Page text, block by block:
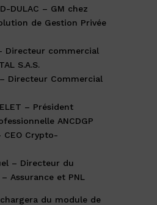
DULAC – GM chez
de Gestion Privée
Directeur commercial
S.A.S.
Directeur Commercial
– Président
ANCDGP
Crypto-
– Directeur du
Assurance et PNL
du module de